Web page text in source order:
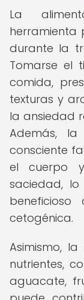
La
herramienta
durante la
Tomarse el
comida,
texturas y
la ansiedad
Además,
consciente
el cuerpo
saciedad,
cetogénica.
Asimismo,
nutrientes,
aguacate,